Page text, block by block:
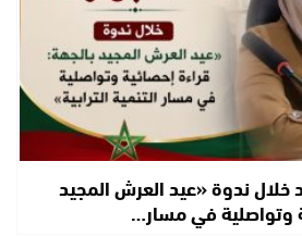
خلال ندوة «عيد العرش المجيد
وتواصلية في مسار…